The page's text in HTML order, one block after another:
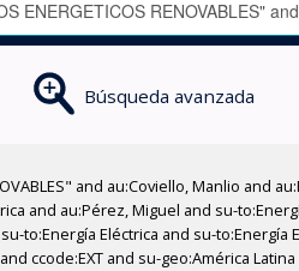
Búsqueda avanzada
and au:Coviello, Manlio
and au:Pérez, Miguel and su-
to:Energía Eléctrica and su-
ccode:EXT and su-geo:América